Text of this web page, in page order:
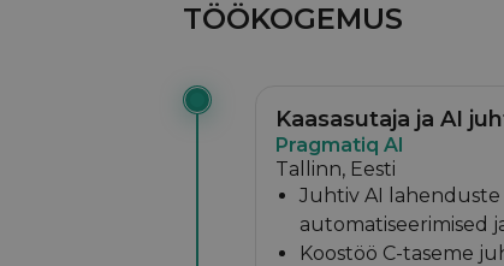
Kaasasutaja ja AI
Pragmatiq AI
Tallinn, Eesti
Juhtiv AI
automatiseerimised
Koostöö C-taseme
TÖÖKOGEMUS